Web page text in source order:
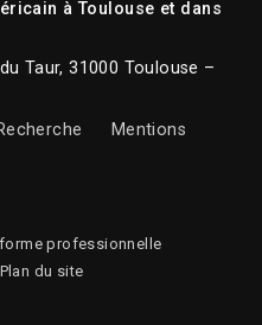
à Toulouse et dans
Taur, 31000 Toulouse –
Mentions
professionnelle
du site